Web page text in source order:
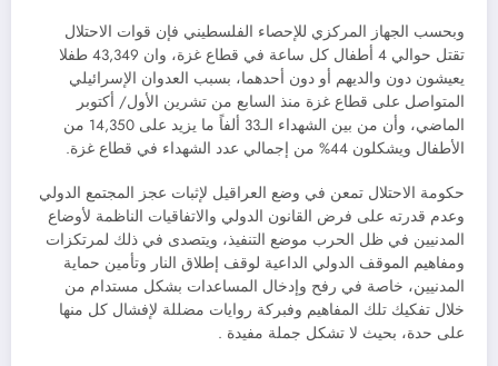
وبحسب الجهاز المركزي للإحصاء الفلسطيني فإن قوات الاحتلال
تقتل حوالي 4 أطفال كل ساعة في قطاع غزة، وان 43,349 طفلا
يعيشون دون والديهم أو دون أحدهما، بسبب العدوان الإسرائيلي
المتواصل على قطاع غزة منذ السابع من تشرين الأول/ أكتوبر
الماضي، وأن من بين الشهداء الـ33 ألفاً ما يزيد على 14,350 من
الأطفال ويشكلون 44% من إجمالي عدد الشهداء في قطاع غزة.
حكومة الاحتلال تمعن في وضع العراقيل لإثبات عجز المجتمع الدولي
وعدم قدرته على فرض القانون الدولي والاتفاقيات الناظمة لأوضاع
المدنيين في ظل الحرب موضع التنفيذ، ويتصدى في ذلك لمرتكزات
ومفاهيم الموقف الدولي الداعية لوقف إطلاق النار وتأمين حماية
المدنيين، خاصة في رفح وإدخال المساعدات بشكل مستدام من
خلال تفكيك تلك المفاهيم وفبركة روايات مضللة لإفشال كل منها
على حدة، بحيث لا تشكل جملة مفيدة .